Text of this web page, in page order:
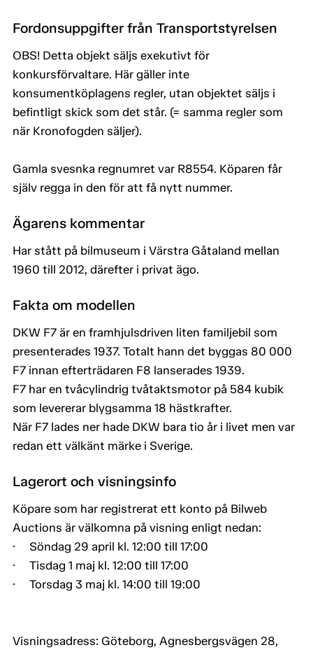
Fordonsuppgifter från Transportstyrelsen
OBS! Detta objekt säljs exekutivt för
konkursförvaltare. Här gäller inte
konsumentköplagens regler, utan objektet säljs i
befintligt skick som det står. (= samma regler som
när Kronofogden säljer).
Gamla svesnka regnumret var R8554. Köparen får
själv regga in den för att få nytt nummer.
Ägarens kommentar
Har stått på bilmuseum i Värstra Gåtaland mellan
1960 till 2012, därefter i privat ägo.
Fakta om modellen
DKW F7 är en framhjulsdriven liten familjebil som
presenterades 1937. Totalt hann det byggas 80 000
F7 innan efterträdaren F8 lanserades 1939.
F7 har en tvåcylindrig tvåtaktsmotor på 584 kubik
som levererar blygsamma 18 hästkrafter.
När F7 lades ner hade DKW bara tio år i livet men var
redan ett välkänt märke i Sverige.
Lagerort och visningsinfo
Köpare som har registrerat ett konto på Bilweb
Auctions är välkomna på visning enligt nedan:
· Söndag 29 april kl. 12:00 till 17:00
· Tisdag 1 maj kl. 12:00 till 17:00
· Torsdag 3 maj kl. 14:00 till 19:00
Visningsadress: Göteborg, Agnesbergsvägen 28,